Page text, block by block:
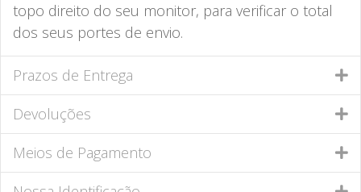
topo direito do seu monitor, para verificar o total
dos seus portes de envio.
Prazos de Entrega
Devoluções
Meios de Pagamento